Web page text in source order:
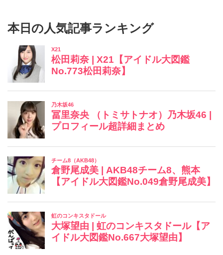
本日の人気記事ランキング